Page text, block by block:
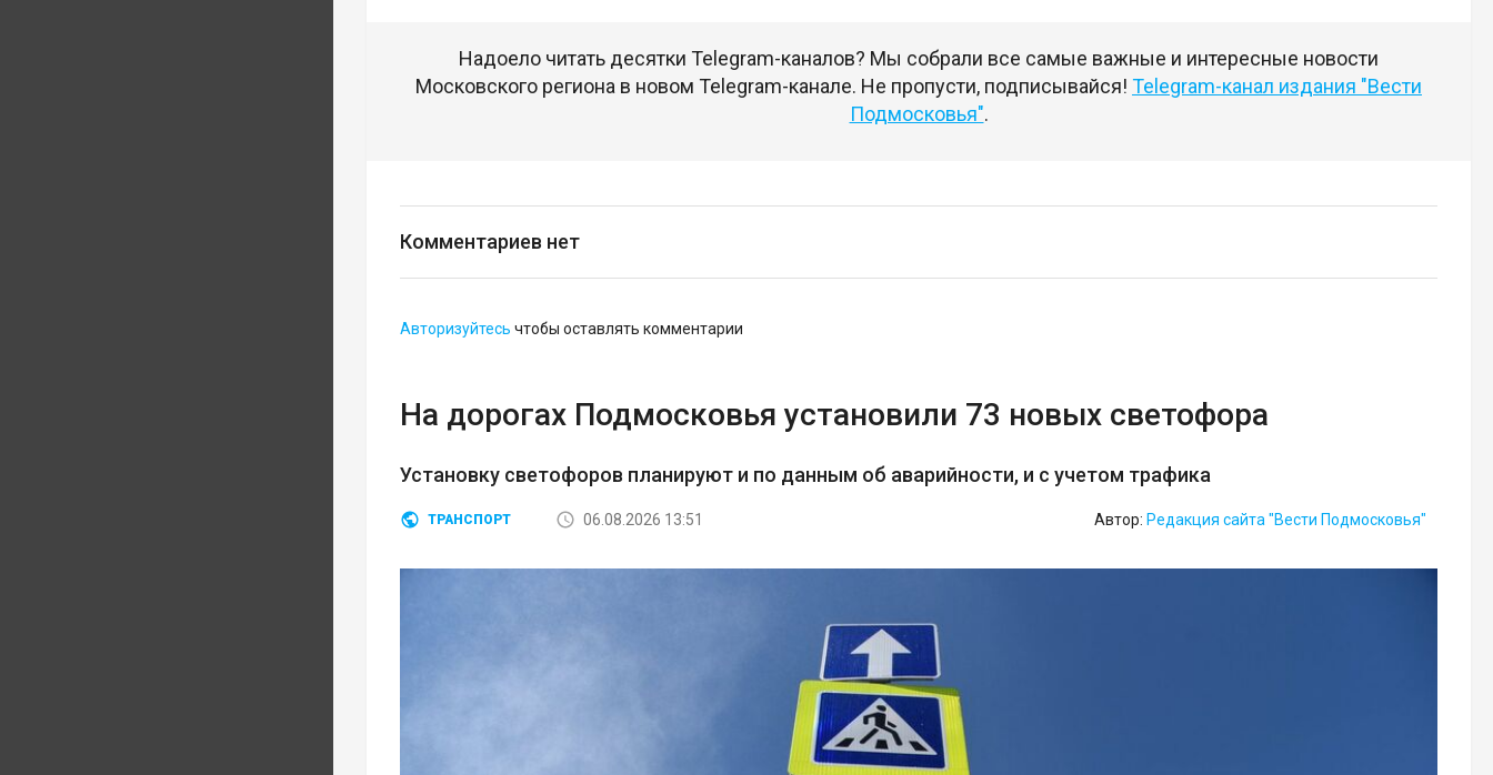
Надоело читать десятки Telegram-каналов? Мы собрали все самые важные и интересные новости
Московского региона в новом Telegram-канале. Не пропусти, подписывайся! Telegram-канал издания "Вести
Подмосковья".
Комментариев нет
Авторизуйтесь чтобы оставлять комментарии
На дорогах Подмосковья установили 73 новых светофора
Установку светофоров планируют и по данным об аварийности, и с учетом трафика
ТРАНСПОРТ 06.08.2026 13:51 Автор: Редакция сайта "Вести Подмосковья"